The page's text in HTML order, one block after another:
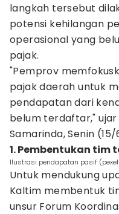
langkah tersebut
potensi kehilangan
operasional yang
pajak.
"Pemprov
pajak daerah untuk
pendapatan dari
belum terdaftar,"
Samarinda, Senin
1. Pembentukan tim
Ilustrasi pendapatan pasif
Untuk mendukung
Kaltim membentuk
unsur Forum